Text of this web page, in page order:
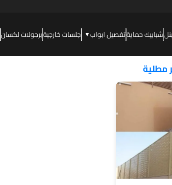
شبابيك حمايةتفصيل ابواب▼ جلسات خارجيةبرجولات لكسان
مطلية